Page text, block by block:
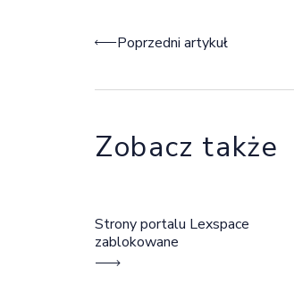
Nawigacja wpisu
Poprzedni artykuł
Zobacz także
Strony portalu Lexspace
zablokowane